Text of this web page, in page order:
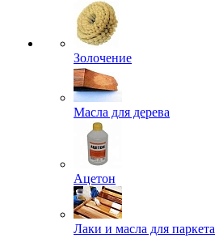
Золочение
Масла для дерева
Ацетон
Лаки и масла для паркета